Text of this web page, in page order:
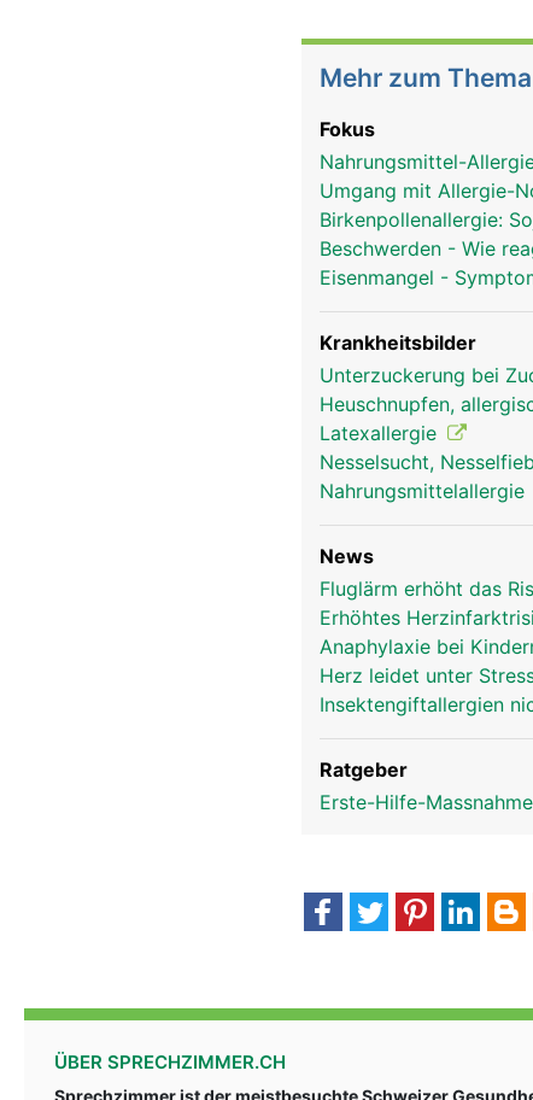
Mehr zum Thema
Fokus
Nahrungsmittel-
Umgang mit Allergie-
Birkenpollenallergie:
Beschwerden - Wie
Eisenmangel -
Krankheitsbilder
Unterzuckerung bei
Heuschnupfen,
Latexallergie
Nesselsucht,
Nahrungsmittelallergie
News
Fluglärm erhöht das
Erhöhtes
Anaphylaxie bei
Herz leidet unter
Insektengiftallergien
Ratgeber
Erste-Hilfe-
ÜBER SPRECHZIMMER.CH
Sprechzimmer ist der meistbesuchte Schweizer